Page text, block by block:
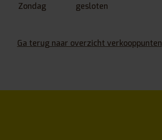
Zondag gesloten
Ga terug naar overzicht verkooppunten